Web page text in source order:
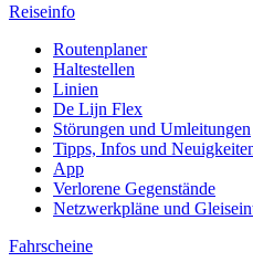
Reiseinfo
Routenplaner
Haltestellen
Linien
De Lijn Flex
Störungen und Umleitungen
Tipps, Infos und
App
Verlorene Gegenstände
Netzwerkpläne und
Fahrscheine